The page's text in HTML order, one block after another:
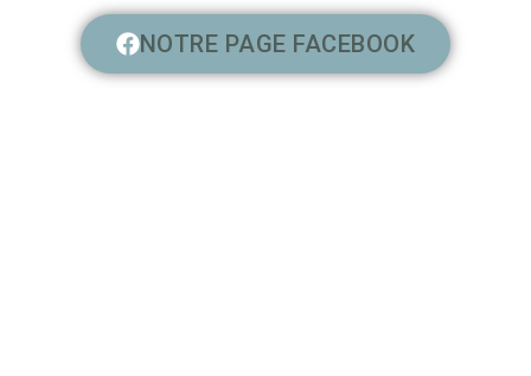
NOTRE PAGE FACEBOOK